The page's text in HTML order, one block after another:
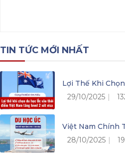
TIN TỨC MỚI NHẤT
Lợi Thế Khi
29/10/2025
Việt Nam Chính
28/10/2025